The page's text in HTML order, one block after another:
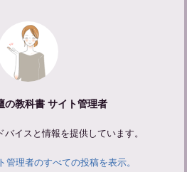
の教科書 サイト管理者
イスと情報を提供しています。
理者のすべての投稿を表示。